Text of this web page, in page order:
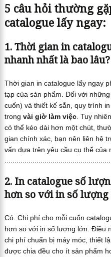
5 câu hỏi thường
catalogue lấy ngay:
1. Thời gian in
nhanh nhất là bao lâu?
Thời gian in catalogue lấy ngay
tạp của sản phẩm. Đối với
cuốn) và thiết kế sẵn, quy trình
trong vài giờ làm việc. Tuy
có thể kéo dài hơn một chút,
gian chính xác, bạn nên liên hệ
vấn dựa trên yêu cầu cụ thể của
2. In catalogue số
hơn so với in số
Có. Chi phí cho mỗi cuốn
hơn so với in số lượng lớn. Điều
chi phí chuẩn bị máy móc, thiết
được chia đều cho ít sản phẩm